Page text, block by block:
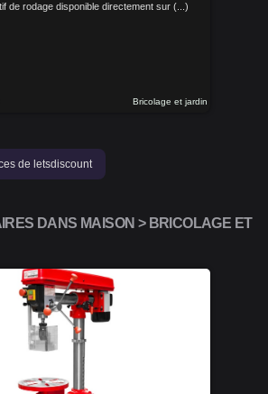
de rodage disponible directement sur (...)
Bricolage et jardin
de letsdiscount
DANS MAISON > BRICOLAGE ET